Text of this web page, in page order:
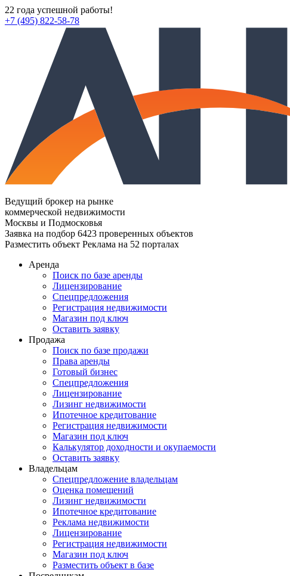
22 года успешной работы!
+7 (495) 822-58-78
Ведущий брокер на рынке
коммерческой недвижимости
Москвы и Подмосковья
Заявка на подбор 6423 проверенных объектов
Разместить объект Реклама на 52 порталах
Аренда
Поиск по базе аренды
Лицензирование
Спецпредложения
Регистрация недвижимости
Магазин под ключ
Оставить заявку
Продажа
Поиск по базе продажи
Права аренды
Готовый бизнес
Спецпредложения
Лицензирование
Лизинг недвижимости
Ипотечное кредитование
Регистрация недвижимости
Магазин под ключ
Калькулятор доходности и окупаемости
Оставить заявку
Владельцам
Спецпредложение владельцам
Оценка помещений
Лизинг недвижимости
Ипотечное кредитование
Реклама недвижимости
Лицензирование
Регистрация недвижимости
Магазин под ключ
Разместить объект в базе